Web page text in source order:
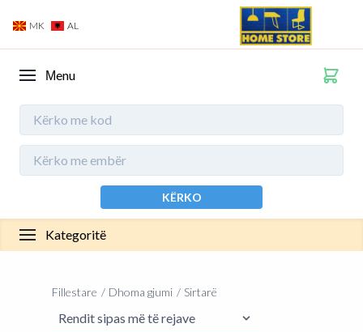
MK AL
Мenu
KËRKO
Kategoritë
Fillestare Dhoma gjumi Sirtarë